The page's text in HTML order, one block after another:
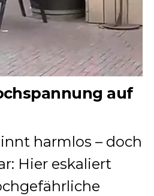
auf
harmlos – doch
Hier eskaliert